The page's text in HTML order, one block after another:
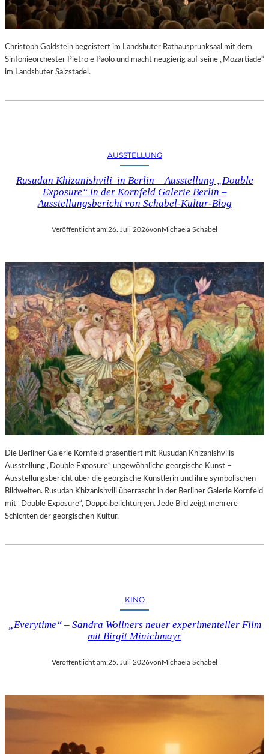
Christoph Goldstein begeistert im Landshuter Rathausprunksaal mit dem
Sinfonieorchester Pietro e Paolo und macht neugierig auf seine „Mozartiade“
im Landshuter Salzstadel.
AUSSTELLUNG
Rusudan Khizanishvili in Berlin – Ausstellung „Double
Exposure“ in der Kornfeld Galerie Berlin –
Ausstellungsbericht von Schabel-Kultur-Blog
Veröffentlicht am:26. Juli 2026von Michaela Schabel
Die Berliner Galerie Kornfeld präsentiert mit Rusudan Khizanishvilis
Ausstellung „Double Exposure“ ungewöhnliche georgische Kunst –
Ausstellungsbericht über die georgische Künstlerin und ihre symbolischen
Bildwelten. Rusudan Khizanishvili überrascht in der Berliner Galerie Kornfeld
mit „Double Exposure“, Doppelbelichtungen. Jede Bild zeigt mehrere
Schichten der georgischen Kultur.
KINO
„Everytime“ – Sandra Wollners neuer experimenteller Film
mit Birgit Minichmayr
Veröffentlicht am:25. Juli 2026von Michaela Schabel